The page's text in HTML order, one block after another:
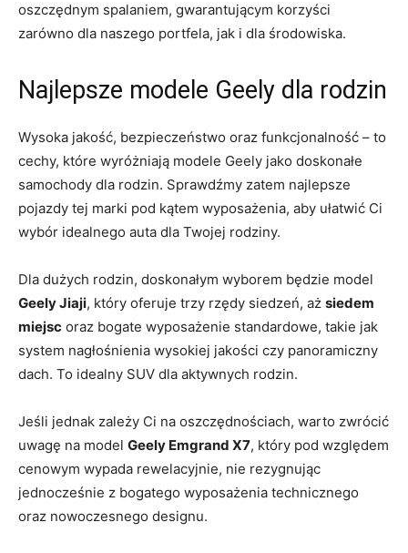
‍oszczędnym spalaniem, gwarantującym korzyści
zarówno dla naszego portfela, jak i dla środowiska.
Najlepsze modele Geely ⁣dla⁣ rodzin
Wysoka jakość, bezpieczeństwo oraz‍ funkcjonalność – to
cechy, które wyróżniają modele‌ Geely jako doskonałe
samochody dla rodzin. Sprawdźmy zatem ⁢najlepsze
pojazdy tej marki pod kątem wyposażenia, aby ułatwić Ci
wybór idealnego auta dla Twojej rodziny.
Dla dużych rodzin, doskonałym wyborem będzie model
Geely Jiaji,⁣ który oferuje trzy rzędy siedzeń,⁢ aż siedem
miejsc ⁢oraz⁤ bogate ‍wyposażenie standardowe, takie jak⁤
system nagłośnienia wysokiej jakości czy panoramiczny
dach. To idealny SUV dla aktywnych rodzin.
Jeśli jednak zależy Ci na oszczędnościach, warto zwrócić
uwagę na model Geely Emgrand ‍X7, który pod względem⁢
cenowym wypada rewelacyjnie, nie rezygnując
jednocześnie z bogatego wyposażenia technicznego
⁤oraz nowoczesnego designu.